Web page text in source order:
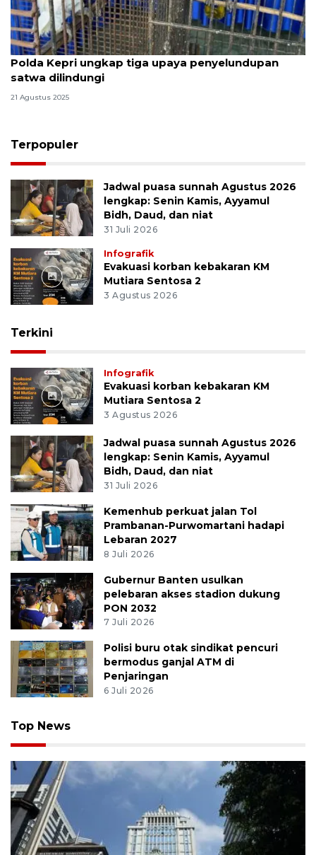
Polda Kepri ungkap tiga upaya penyelundupan
satwa dilindungi
21 Agustus 2025
Terpopuler
Jadwal puasa sunnah Agustus 2026
lengkap: Senin Kamis, Ayyamul
Bidh, Daud, dan niat
31 Juli 2026
Infografik
Evakuasi korban kebakaran KM
Mutiara Sentosa 2
3 Agustus 2026
Terkini
Infografik
Evakuasi korban kebakaran KM
Mutiara Sentosa 2
3 Agustus 2026
Jadwal puasa sunnah Agustus 2026
lengkap: Senin Kamis, Ayyamul
Bidh, Daud, dan niat
31 Juli 2026
Kemenhub perkuat jalan Tol
Prambanan-Purwomartani hadapi
Lebaran 2027
8 Juli 2026
Gubernur Banten usulkan
pelebaran akses stadion dukung
PON 2032
7 Juli 2026
Polisi buru otak sindikat pencuri
bermodus ganjal ATM di
Penjaringan
6 Juli 2026
Top News